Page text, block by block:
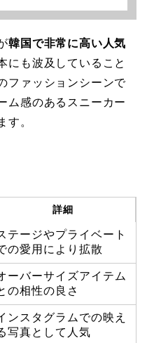
韓国で非常に高い人気
にも波及していること
ファッションシーンで
ム感のあるスニーカー
す。
詳細
テージやプライベート
の愛用により拡散
ーバーサイズアイテム
の相性の良さ
ンスタグラムでの映え
写真として人気